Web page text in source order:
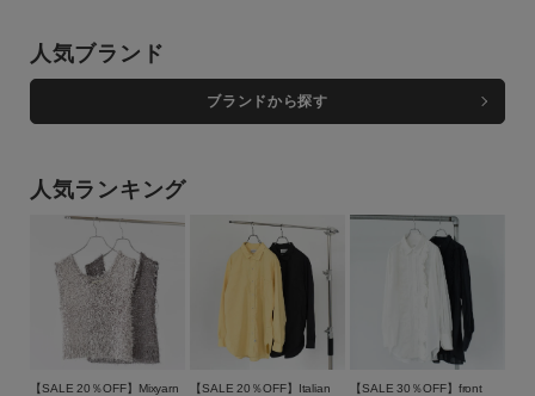
人気ブランド
ブランドから探す
人気ランキング
【SALE 20％OFF】Mixyarn
【SALE 20％OFF】Italian
【SALE 30％OFF】front